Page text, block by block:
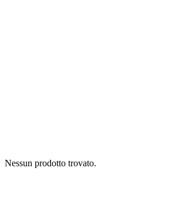
Nessun prodotto trovato.